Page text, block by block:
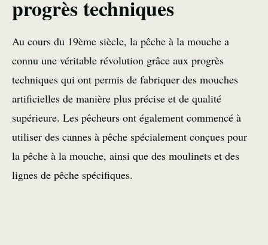
progrès techniques
Au cours du 19ème siècle, la pêche à la mouche a
connu une véritable révolution grâce aux progrès
techniques qui ont permis de fabriquer des mouches
artificielles de manière plus précise et de qualité
supérieure. Les pêcheurs ont également commencé à
utiliser des cannes à pêche spécialement conçues pour
la pêche à la mouche, ainsi que des moulinets et des
lignes de pêche spécifiques.